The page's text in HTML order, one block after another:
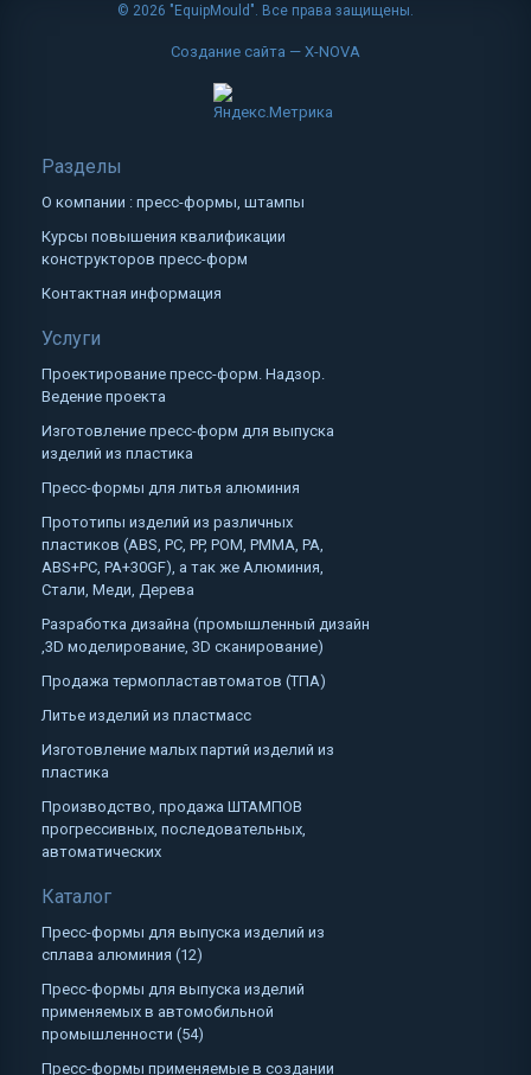
© 2026 "EquipMould". Все права защищены.
Создание сайта — X-NOVA
Разделы
О компании : пресс-формы, штампы
Курсы повышения квалификации
конструкторов пресс-форм
Контактная информация
Услуги
Проектирование пресс-форм. Надзор.
Ведение проекта
Изготовление пресс-форм для выпуска
изделий из пластика
Пресс-формы для литья алюминия
Прототипы изделий из различных
пластиков (ABS, PC, PP, POM, PMMA, PA,
ABS+PC, PA+30GF), а так же Алюминия,
Стали, Меди, Дерева
Разработка дизайна (промышленный дизайн
,3D моделирование, 3D сканирование)
Продажа термопластавтоматов (ТПА)
Литье изделий из пластмасс
Изготовление малых партий изделий из
пластика
Производство, продажа ШТАМПОВ
прогрессивных, последовательных,
автоматических
Каталог
Пресс-формы для выпуска изделий из
сплава алюминия (12)
Пресс-формы для выпуска изделий
применяемых в автомобильной
промышленности (54)
Пресс-формы применяемые в создании